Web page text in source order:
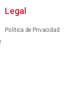
Legal
Política de Privacidad